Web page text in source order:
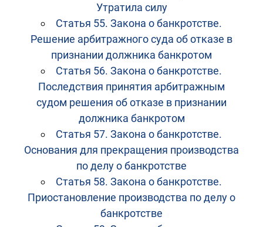
Утратила силу
Статья 55. Закона о банкротстве.
Решение арбитражного суда об отказе в
признании должника банкротом
Статья 56. Закона о банкротстве.
Последствия принятия арбитражным
судом решения об отказе в признании
должника банкротом
Статья 57. Закона о банкротстве.
Основания для прекращения производства
по делу о банкротстве
Статья 58. Закона о банкротстве.
Приостановление производства по делу о
банкротстве